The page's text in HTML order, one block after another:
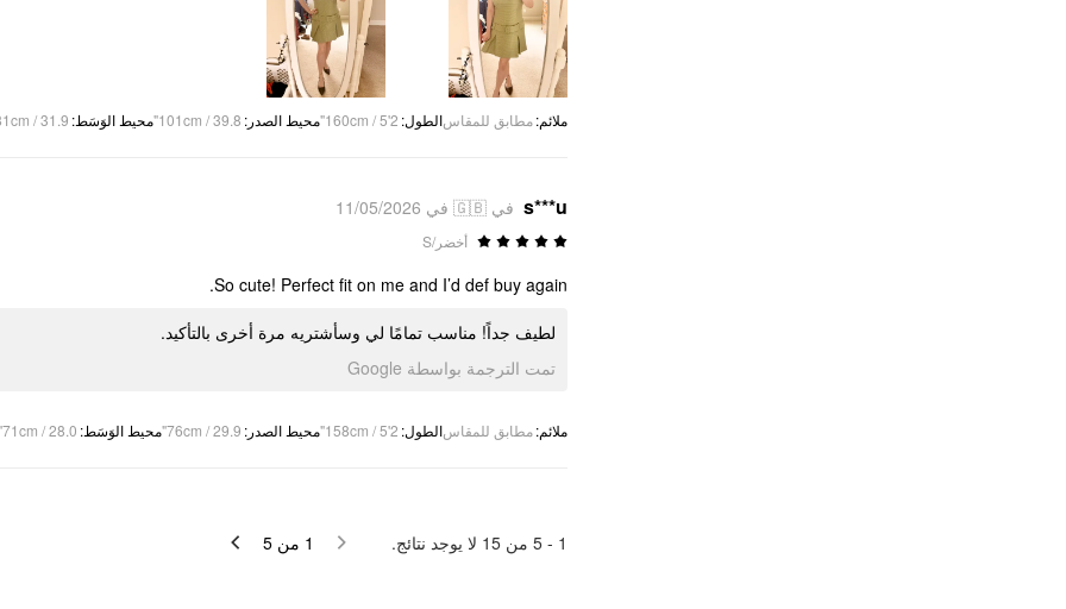
ملائم:مطابق للمقاسالطول:
160cm / 5'2" محيط الصدر:
101cm / 39.8" محيط الوَسَط:
/ 31.9"
s***u في 🇬🇧 في 11/05/2026
أخضر/S
So cute! Perfect fit on me and I’d def buy again.
لطيف جداً! مناسب تمامًا لي وسأشتريه مرة أخرى بالتأكيد.
تمت الترجمة بواسطة Google
ملائم:مطابق للمقاسالطول:
158cm / 5'2" محيط الصدر:
76cm / 29.9" محيط الوَسَط:
71cm / 28.0"
1 -
5 من 15 لا يوجد نتائج. 1 من 5